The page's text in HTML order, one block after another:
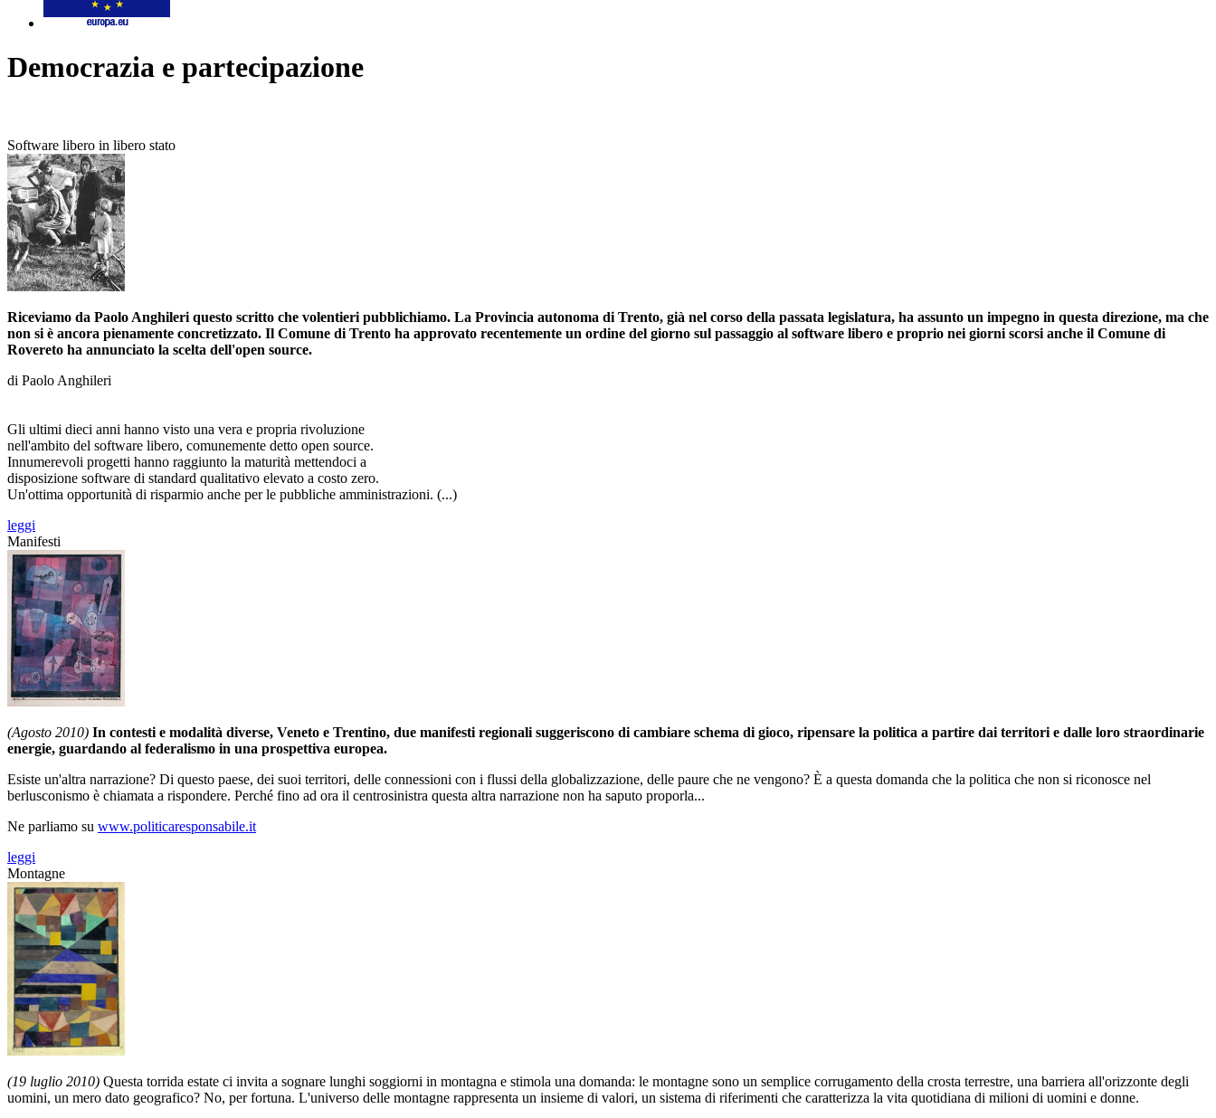
Democrazia e partecipazione
Software libero in libero stato
Riceviamo da Paolo Anghileri questo scritto che volentieri pubblichiamo. La Provincia autonoma di Trento, già nel corso della passata legislatura, ha assunto un impegno in questa direzione, ma che
non si è ancora pienamente concretizzato. Il Comune di Trento ha approvato recentemente un ordine del giorno sul passaggio al software libero e proprio nei giorni scorsi anche il Comune di
Rovereto ha annunciato la scelta dell'open source.
di Paolo Anghileri
Gli ultimi dieci anni hanno visto una vera e propria rivoluzione
nell'ambito del software libero, comunemente detto open source.
Innumerevoli progetti hanno raggiunto la maturità mettendoci a
disposizione software di standard qualitativo elevato a costo zero.
Un'ottima opportunità di risparmio anche per le pubbliche amministrazioni. (...)
leggi
Manifesti
(Agosto 2010) In contesti e modalità diverse, Veneto e Trentino, due manifesti regionali suggeriscono di cambiare schema di gioco, ripensare la politica a partire dai territori e dalle loro straordinarie
energie, guardando al federalismo in una prospettiva europea.
Esiste un'altra narrazione? Di questo paese, dei suoi territori, delle connessioni con i flussi della globalizzazione, delle paure che ne vengono? È a questa domanda che la politica che non si riconosce nel
berlusconismo è chiamata a rispondere. Perché fino ad ora il centrosinistra questa altra narrazione non ha saputo proporla...
Ne parliamo su www.politicaresponsabile.it
leggi
Montagne
(19 luglio 2010) Questa torrida estate ci invita a sognare lunghi soggiorni in montagna e stimola una domanda: le montagne sono un semplice corrugamento della crosta terrestre, una barriera all'orizzonte degli
uomini, un mero dato geografico? No, per fortuna. L'universo delle montagne rappresenta un insieme di valori, un sistema di riferimenti che caratterizza la vita quotidiana di milioni di uomini e donne.